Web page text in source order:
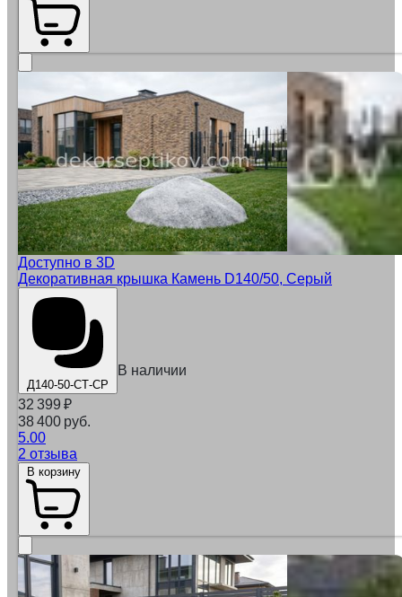
Доступно в 3D
Декоративная крышка Камень D140/50, Серый
Д140-50-СТ-СР
В наличии
32 399 ₽
38 400 руб.
5.00
2 отзыва